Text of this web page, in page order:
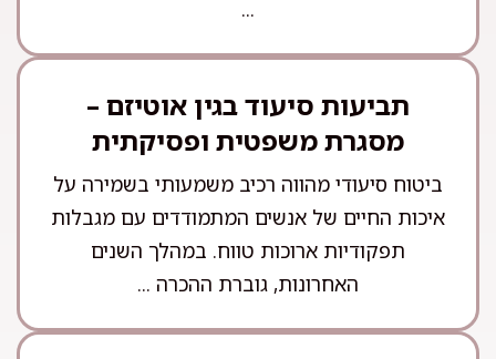
...
תביעות סיעוד בגין אוטיזם –
מסגרת משפטית ופסיקתית
ביטוח סיעודי מהווה רכיב משמעותי בשמירה על
איכות החיים של אנשים המתמודדים עם מגבלות
תפקודיות ארוכות טווח. במהלך השנים
האחרונות, גוברת ההכרה ...